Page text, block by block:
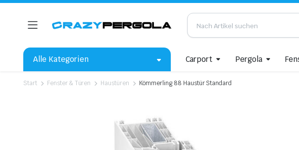
Alle Kategorien Carport Pergola
Start Fenster & Türen Haustüren Kömmerling 88 Haustür Standard